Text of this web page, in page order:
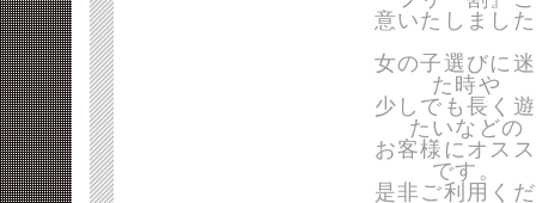
意いたしまし
女の子選びに
た時や
少しでも長く
たいなどの
お客様にオス
です。
是非ご利用く